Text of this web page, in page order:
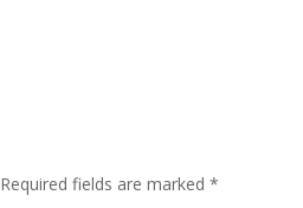
Required fields are marked*